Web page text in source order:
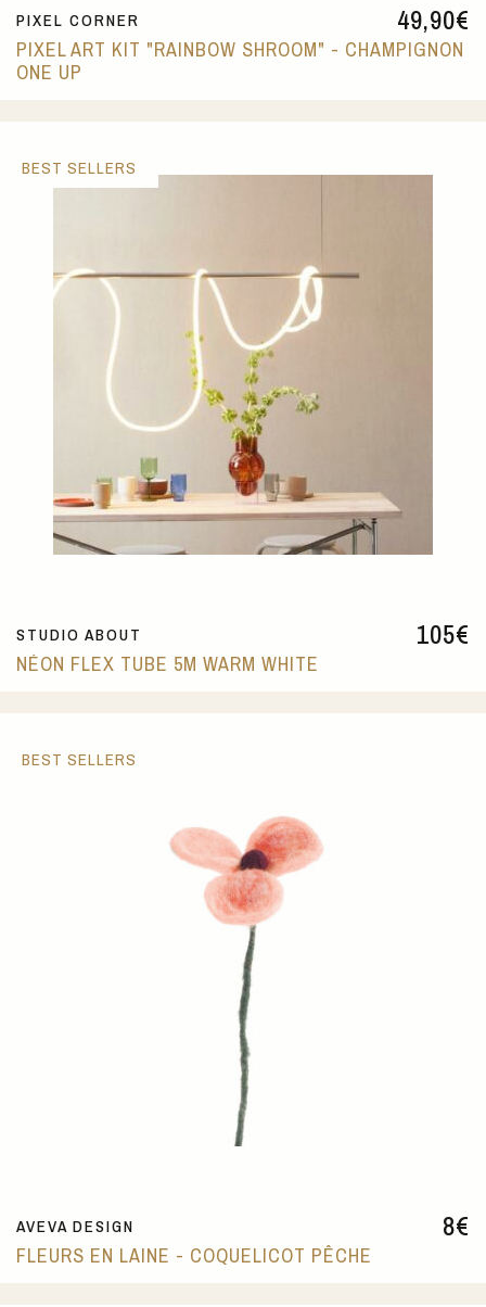
49,90€
PIXEL CORNER
PIXEL ART KIT "RAINBOW SHROOM" - CHAMPIGNON
ONE UP
105€
STUDIO ABOUT
NÉON FLEX TUBE 5M WARM WHITE
BEST SELLERS
8€
AVEVA DESIGN
FLEURS EN LAINE - COQUELICOT PÊCHE
BEST SELLERS